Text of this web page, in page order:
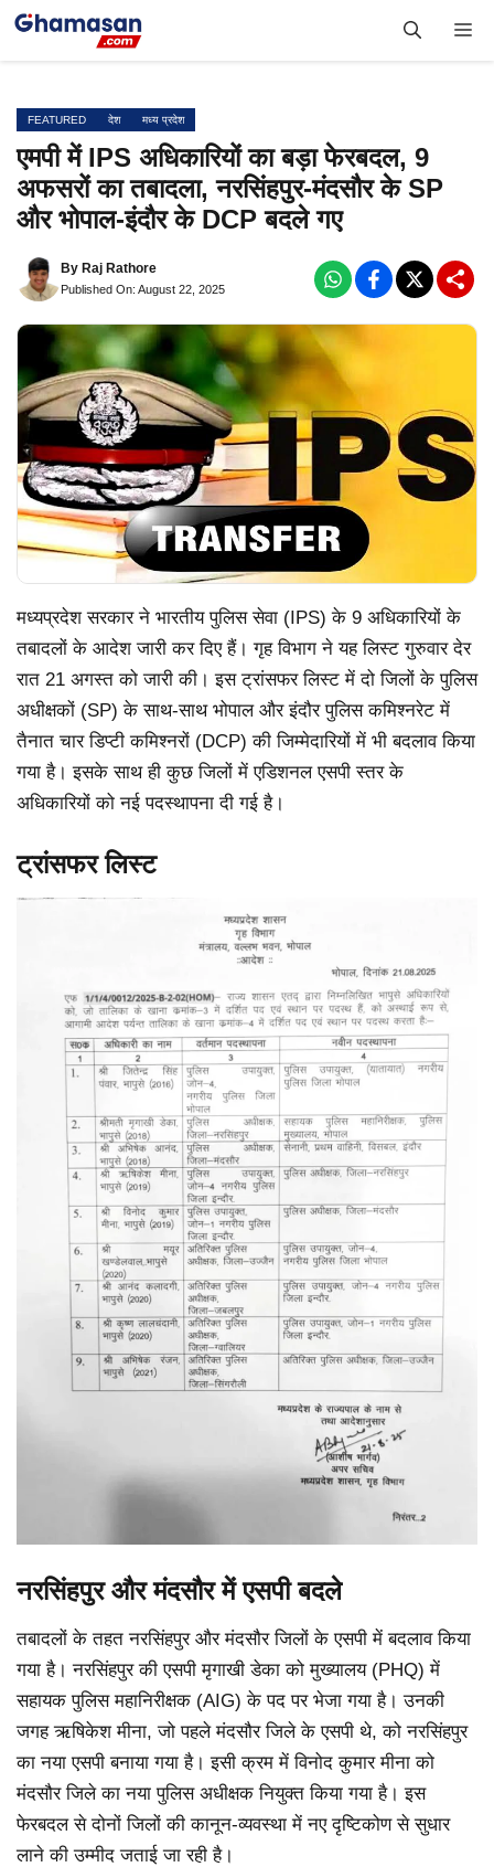
Skip
FEATURED देश मध्य प्रदेश
एमपी में IPS अधिकारियों का बड़ा फेरबदल, 9
अफसरों का तबादला, नरसिंहपुर-मंदसौर के SP
और भोपाल-इंदौर के DCP बदले गए
By Raj Rathore
Published On: August 22, 2025
मध्यप्रदेश सरकार ने भारतीय पुलिस सेवा (IPS) के 9 अधिकारियों के
तबादलों के आदेश जारी कर दिए हैं। गृह विभाग ने यह लिस्ट गुरुवार देर
रात 21 अगस्त को जारी की। इस ट्रांसफर लिस्ट में दो जिलों के पुलिस
अधीक्षकों (SP) के साथ-साथ भोपाल और इंदौर पुलिस कमिश्नरेट में
तैनात चार डिप्टी कमिश्नरों (DCP) की जिम्मेदारियों में भी बदलाव किया
गया है। इसके साथ ही कुछ जिलों में एडिशनल एसपी स्तर के
अधिकारियों को नई पदस्थापना दी गई है।
ट्रांसफर लिस्ट
नरसिंहपुर और मंदसौर में एसपी बदले
तबादलों के तहत नरसिंहपुर और मंदसौर जिलों के एसपी में बदलाव किया
गया है। नरसिंहपुर की एसपी मृगाखी डेका को मुख्यालय (PHQ) में
सहायक पुलिस महानिरीक्षक (AIG) के पद पर भेजा गया है। उनकी
जगह ऋषिकेश मीना, जो पहले मंदसौर जिले के एसपी थे, को नरसिंहपुर
का नया एसपी बनाया गया है। इसी क्रम में विनोद कुमार मीना को
मंदसौर जिले का नया पुलिस अधीक्षक नियुक्त किया गया है। इस
फेरबदल से दोनों जिलों की कानून-व्यवस्था में नए दृष्टिकोण से सुधार
लाने की उम्मीद जताई जा रही है।